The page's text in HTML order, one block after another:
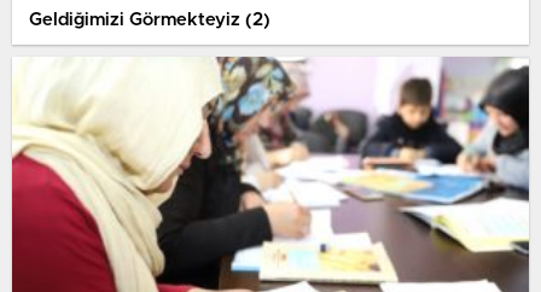
Geldiğimizi Görmekteyiz (2)